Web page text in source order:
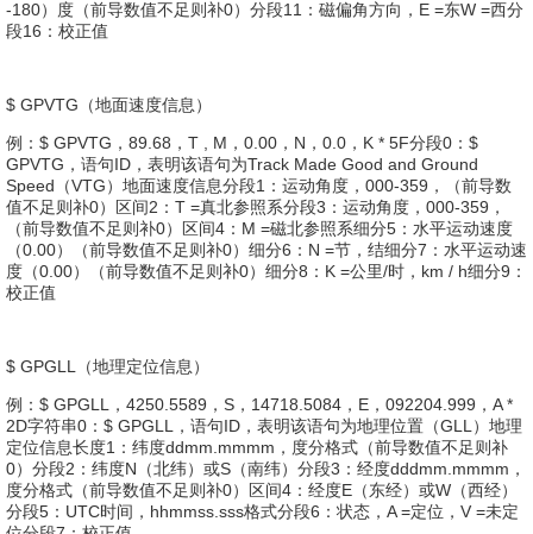
-180）度（前导数值不足则补0）分段11：磁偏角方向，E =东W =西分
段16：校正值
$ GPVTG（地面速度信息）
例：$ GPVTG，89.68，T , M，0.00，N，0.0，K * 5F分段0：$
GPVTG，语句ID，表明该语句为Track Made Good and Ground
Speed（VTG）地面速度信息分段1：运动角度，000-359，（前导数
值不足则补0）区间2：T =真北参照系分段3：运动角度，000-359，
（前导数值不足则补0）区间4：M =磁北参照系细分5：水平运动速度
（0.00）（前导数值不足则补0）细分6：N =节，结细分7：水平运动速
度（0.00）（前导数值不足则补0）细分8：K =公里/时，km / h细分9：
校正值
$ GPGLL（地理定位信息）
例：$ GPGLL，4250.5589，S，14718.5084，E，092204.999，A *
2D字符串0：$ GPGLL，语句ID，表明该语句为地理位置（GLL）地理
定位信息长度1：纬度ddmm.mmmm，度分格式（前导数值不足则补
0）分段2：纬度N（北纬）或S（南纬）分段3：经度dddmm.mmmm，
度分格式（前导数值不足则补0）区间4：经度E（东经）或W（西经）
分段5：UTC时间，hhmmss.sss格式分段6：状态，A =定位，V =未定